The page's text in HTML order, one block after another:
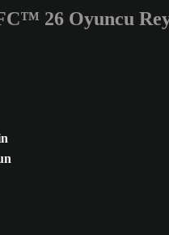
or numbers
26 Oyuncu